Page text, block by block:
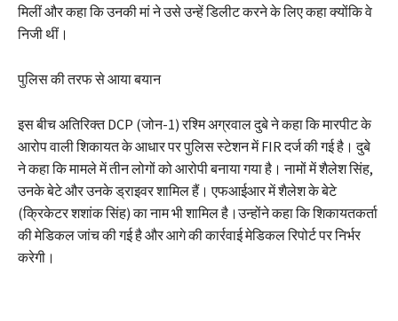
मिलीं और कहा कि उनकी मां ने उसे उन्हें डिलीट करने के लिए कहा क्योंकि वे
निजी थीं।
पुलिस की तरफ से आया बयान
इस बीच अतिरिक्त DCP (जोन-1) रश्मि अग्रवाल दुबे ने कहा कि मारपीट के
आरोप वाली शिकायत के आधार पर पुलिस स्टेशन में FIR दर्ज की गई है। दुबे
ने कहा कि मामले में तीन लोगों को आरोपी बनाया गया है। नामों में शैलेश सिंह,
उनके बेटे और उनके ड्राइवर शामिल हैं। एफआईआर में शैलेश के बेटे
(क्रिकेटर शशांक सिंह) का नाम भी शामिल है।उन्होंने कहा कि शिकायतकर्ता
की मेडिकल जांच की गई है और आगे की कार्रवाई मेडिकल रिपोर्ट पर निर्भर
करेगी।